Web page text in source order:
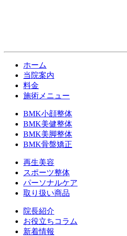
ホーム
当院案内
料金
施術メニュー
BMK小顔整体
BMK美健整体
BMK美脚整体
BMK骨盤矯正
再生美容
スポーツ整体
パーソナルケア
取り扱い商品
院長紹介
お役立ちコラム
新着情報